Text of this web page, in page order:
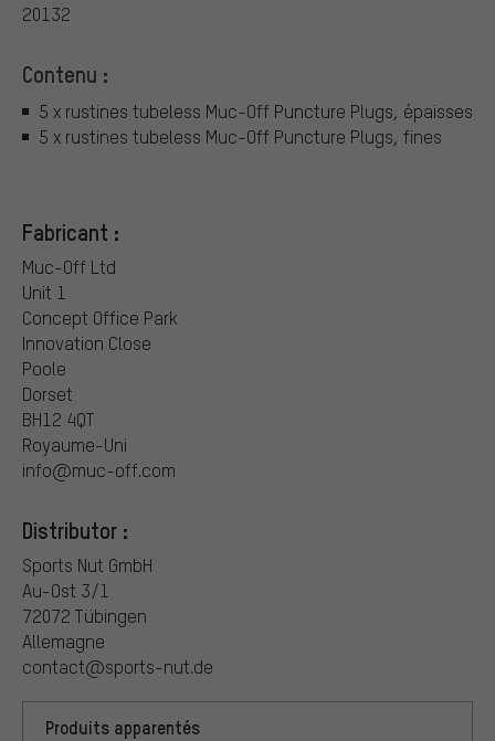
20132
Contenu :
5 x rustines tubeless Muc-Off Puncture Plugs, épaisses
5 x rustines tubeless Muc-Off Puncture Plugs, fines
Fabricant :
Muc-Off Ltd
Unit 1
Concept Office Park
Innovation Close
Poole
Dorset
BH12 4QT
Royaume-Uni
info@muc-off.com
Distributor :
Sports Nut GmbH
Au-Ost 3/1
72072 Tübingen
Allemagne
contact@sports-nut.de
Produits apparentés